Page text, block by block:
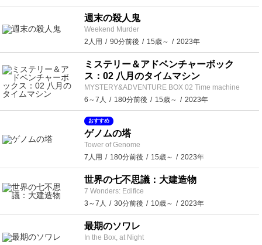
週末の殺人鬼
Weekend Murder
2人用
90分前後 15歳～ 2023年
ミステリー＆アドベンチャーボック
ス：02 八月のタイムマシン
MYSTERY&ADVENTURE BOX 02 Time machine
6～7人
180分前後 15歳～ 2023年
おすすめ
ゲノムの塔
Tower of Genome
7人用
180分前後 15歳～ 2023年
世界の七不思議：大建造物
7 Wonders: Edifice
3～7人
30分前後 10歳～ 2023年
最期のソワレ
In the Box, at Night